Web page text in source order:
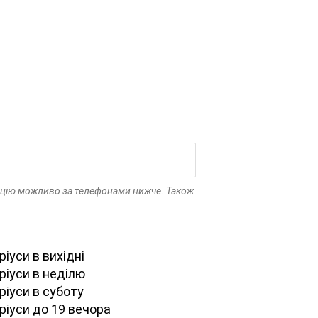
можливо за телефонами нижче. Також
в вихідні
в неділю
в суботу
до 19 вечора